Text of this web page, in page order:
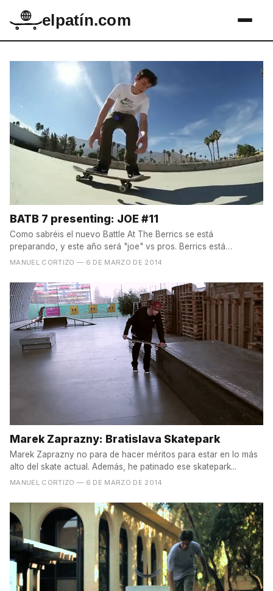
elpatín.com
BATB 7 presenting: JOE #11
Como sabréis el nuevo Battle At The Berrics se está
preparando, y este año será "joe" vs pros. Berrics está
presentando...
MANUEL CORTIZO — 6 DE MARZO DE 2014
Marek Zaprazny: Bratislava Skatepark
Marek Zaprazny no para de hacer méritos para estar en lo más
alto del skate actual. Además, he patinado ese skatepark...
MANUEL CORTIZO — 6 DE MARZO DE 2014